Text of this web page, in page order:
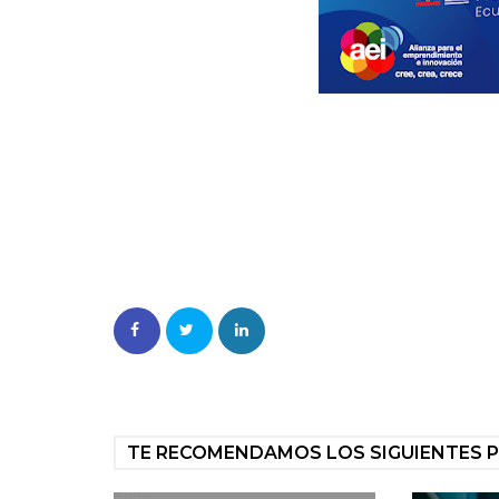
TE RECOMENDAMOS LOS SIGUIENTES